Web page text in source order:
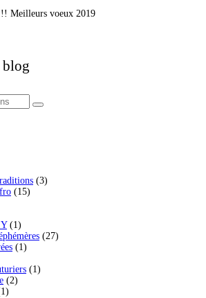
Meilleurs voeux 2019
blog
(3)
(15)
(1)
(27)
(1)
(1)
(2)